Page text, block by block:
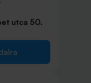
utca 50.